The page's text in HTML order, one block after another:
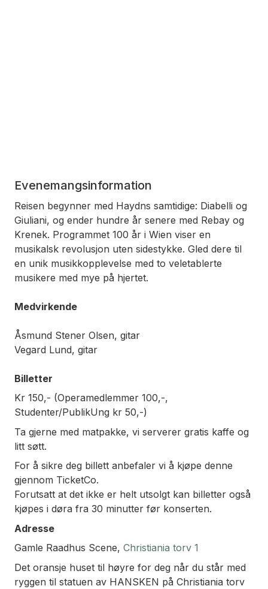
Evenemangsinformation
Reisen begynner med Haydns samtidige: Diabelli og
Giuliani, og ender hundre år senere med Rebay og
Krenek. Programmet 100 år i Wien viser en
musikalsk revolusjon uten sidestykke. Gled dere til
en unik musikkopplevelse med to veletablerte
musikere med mye på hjertet.
Medvirkende
Åsmund Stener Olsen, gitar
Vegard Lund, gitar
Billetter
Kr 150,- (Operamedlemmer 100,-,
Studenter/PublikUng kr 50,-)
Ta gjerne med matpakke, vi serverer gratis kaffe og
litt søtt.
For å sikre deg billett anbefaler vi å kjøpe denne
gjennom TicketCo.
Forutsatt at det ikke er helt utsolgt kan billetter også
kjøpes i døra fra 30 minutter før konserten.
Adresse
Gamle Raadhus Scene, Christiania torv 1
Det oransje huset til høyre for deg når du står med
ryggen til statuen av HANSKEN på Christiania torv